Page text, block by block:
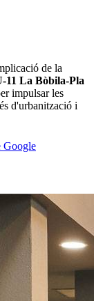
de la
11 La Bòbila-Pla
impulsar les
d'urbanització i
Google